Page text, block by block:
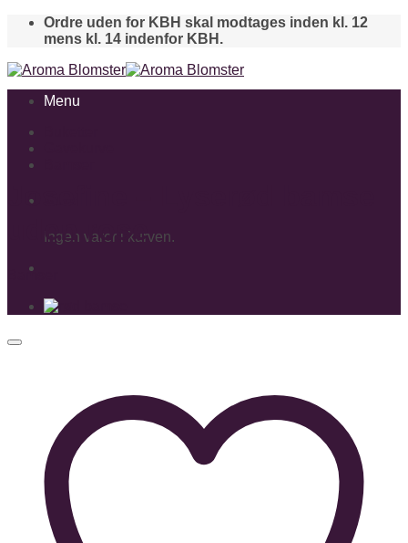
Skip
Ordre uden for KBH skal modtages inden kl. 12
mens kl. 14 indenfor KBH.
Menu
Ingen varer i kurven.
Josefine – Lyserød bamse
uden rose
Bamser